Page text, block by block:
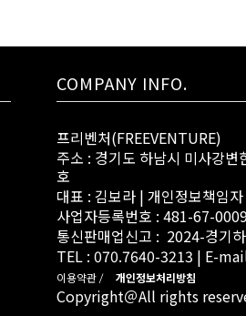
COMPANY INFO.
프리벤처(FREEVENTURE)
주소 : 경기도 하남시 미사강
호
대표 : 김보라 | 개인정보책임
사업자등록번호 : 481-67-
통신판매업신고 : 2024-경기
TEL : 070.7640-3213 | E-
이용약관 /
개인정보처리방침
Copyright＠All rights